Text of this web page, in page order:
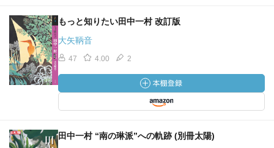
もっと知りたい田中一村 改訂版
大矢鞆音
47 4.00 2
田中一村 “南の琳派”への軌跡 (別冊太陽)